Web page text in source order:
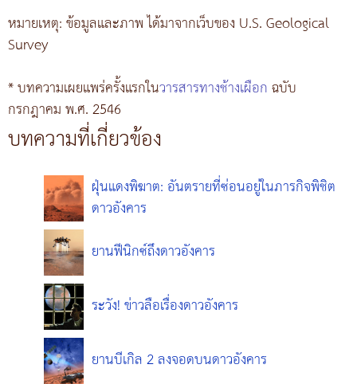
หมายเหตุ: ข้อมูลและภาพ ได้มาจากเว็บของ U.S. Geological
Survey
* บทความเผยแพร่ครั้งแรกในวารสารทางช้างเผือกฉบับ
กรกฎาคม พ.ศ. 2546
บทความที่เกี่ยวข้อง
ฝุ่นแดงพิฆาต: อันตรายที่ซ่อนอยู่ในภารกิจพิชิต
ดาวอังคาร
ยานฟีนิกซ์ถึงดาวอังคาร
ระวัง! ข่าวลือเรื่องดาวอังคาร
ยานบีเกิล 2 ลงจอดบนดาวอังคาร